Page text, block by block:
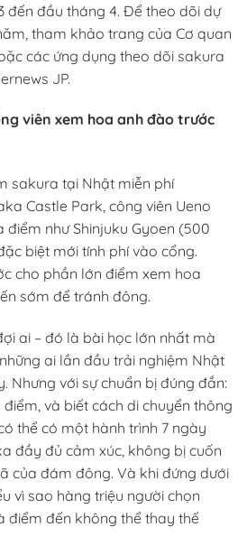
đến đầu tháng 4. Để theo dõi dự
tham khảo trang của Cơ quan
các ứng dụng theo dõi sakura
JP.
viên xem hoa anh đào trước
sakura tại Nhật miễn phí
Castle Park, công viên Ueno
điểm như Shinjuku Gyoen (500
biệt mới tính phí vào cổng.
cho phần lớn điểm xem hoa
sớm để tránh đông.
ai – đó là bài học lớn nhất mà
ai lần đầu trải nghiệm Nhật
Nhưng với sự chuẩn bị đúng đắn:
và biết cách di chuyển thông
thể có một hành trình 7 ngày
đầy đủ cảm xúc, không bị cuốn
của đám đông. Và khi đứng dưới
vì sao hàng triệu người chọn
điểm đến không thể thay thế